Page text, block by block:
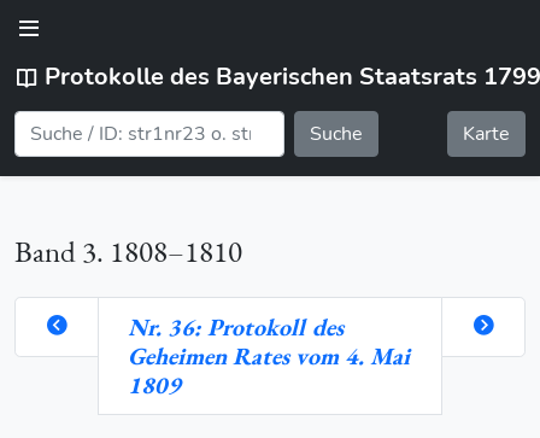
Protokolle des Bayerischen Staatsrats
Suche Karte
Band 3. 1808–1810
Nr. 36: Protokoll des
Geheimen Rates vom 4. Mai
1809